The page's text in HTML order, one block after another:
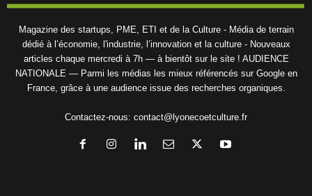
Magazine des startups, PME, ETI et de la Culture - Média de terrain
dédié à l’économie, l'industrie, l’innovation et la culture - Nouveaux
articles chaque mercredi à 7h — à bientôt sur le site ! AUDIENCE
NATIONALE — Parmi les médias les mieux référencés sur Google en
France, grâce à une audience issue des recherches organiques.
Contactez-nous: contact@lyonecoetculture.fr